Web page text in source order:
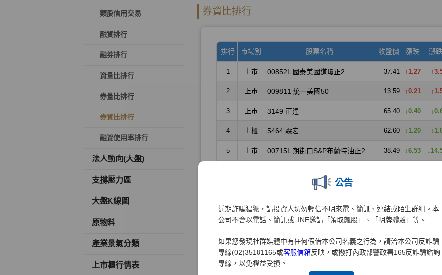
公告
近期詐騙猖獗，請投資人切勿輕信不明來電、簡訊、連結或陌生群組。本
公司不會以電話、簡訊或LINE邀請「領取飆股」、「明牌體驗」等。
如果您發現社群媒體中有任何假借本公司名義之行為，請洽本公司反詐騙
專線(02)35181165或客服信箱反映，或撥打內政部警政署165反詐騙諮詢
專線，以免權益受損。
類股信用交易
融資排行
融券排行
資量比排行
券量比排行
券資比排行
融資使用率排行
法人動向(大盤)
支撐壓力區
大盤K線圖
原物料
產業景氣分類
上市櫃行情表